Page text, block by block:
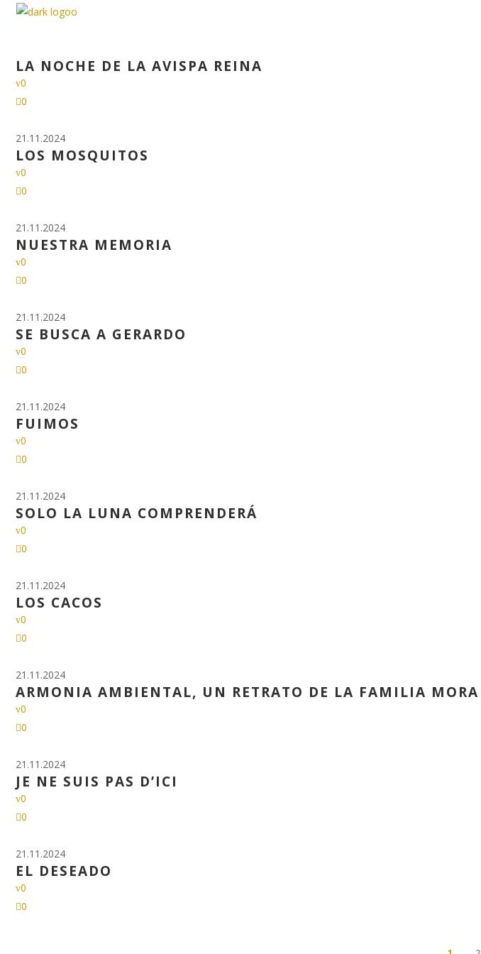
LA NOCHE DE LA AVISPA REINA
0
0
21.11.2024
LOS MOSQUITOS
0
0
21.11.2024
NUESTRA MEMORIA
0
0
21.11.2024
SE BUSCA A GERARDO
0
0
21.11.2024
FUIMOS
0
0
21.11.2024
SOLO LA LUNA COMPRENDERÁ
0
0
21.11.2024
LOS CACOS
0
0
21.11.2024
ARMONIA AMBIENTAL, UN RETRATO DE LA FAMILIA MORA
0
0
21.11.2024
JE NE SUIS PAS D’ICI
0
0
21.11.2024
EL DESEADO
0
0